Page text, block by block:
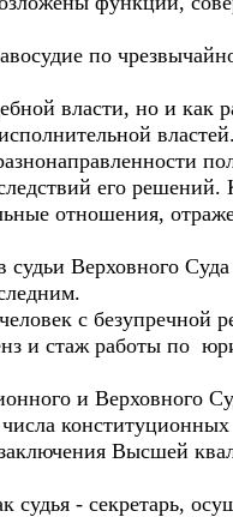
по
власти, но и
властей.
его
отношения,
судьи Верховного
с безупречной
и стаж работы по
и Верховного
конституционных
Высшей
- секретарь,